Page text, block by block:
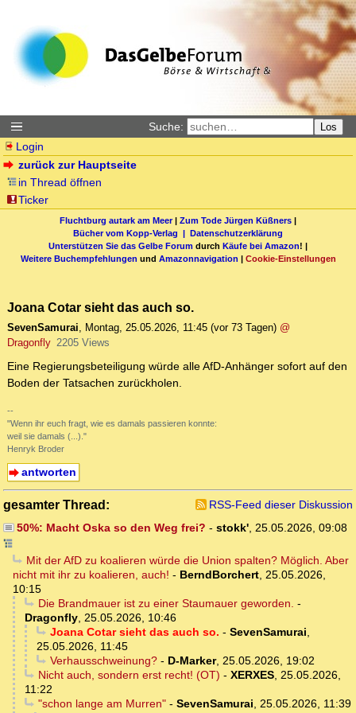
Suche: Los
Login
zurück zur Hauptseite
in Thread öffnen
Ticker
Fluchtburg autark am Meer| Zum Tode Jürgen Küßners |
Bücher vom Kopp-Verlag | Datenschutzerklärung
Unterstützen Sie das Gelbe Forum durch Käufe bei Amazon! |
Weitere Buchempfehlungen und Amazonnavigation | Cookie-Einstellungen
Joana Cotar sieht das auch so.
SevenSamurai, Montag, 25.05.2026, 11:45 (vor 73 Tagen) @
Dragonfly 2205 Views
Eine Regierungsbeteiligung würde alle AfD-Anhänger sofort auf den
Boden der Tatsachen zurückholen.
--
"Wenn ihr euch fragt, wie es damals passieren konnte:
weil sie damals (...)."
Henryk Broder
antworten
gesamter Thread:
RSS-Feed dieser Diskussion
50%: Macht Oska so den Weg frei? - stokk', 25.05.2026, 09:08
Mit der AfD zu koalieren würde die Union spalten? Möglich. Aber
nicht mit ihr zu koalieren, auch! - BerndBorchert, 25.05.2026,
10:15
Die Brandmauer ist zu einer Staumauer geworden. -
Dragonfly, 25.05.2026, 10:46
Joana Cotar sieht das auch so. - SevenSamurai,
25.05.2026, 11:45
Verhausschweinung?- D-Marker, 25.05.2026, 19:02
Nicht auch, sondern erst recht! (OT) - XERXES, 25.05.2026,
11:22
"schon lange am Murren"- SevenSamurai, 25.05.2026, 11:39